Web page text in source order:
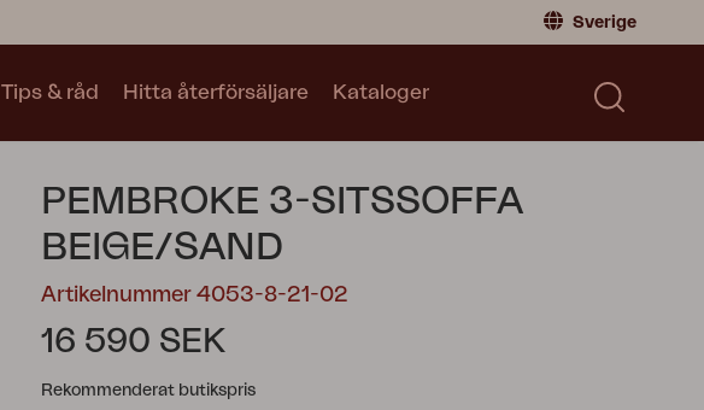
Sverige
Privatperson
Global |Global
Trolly
Kataloger
Tips & råd Hitta återförsäljare Kataloger
PEMBROKE 3-SITSSOFFA
BEIGE/SAND
Artikelnummer 4053-8-21-02
16 590 SEK
Rekommenderat butikspris